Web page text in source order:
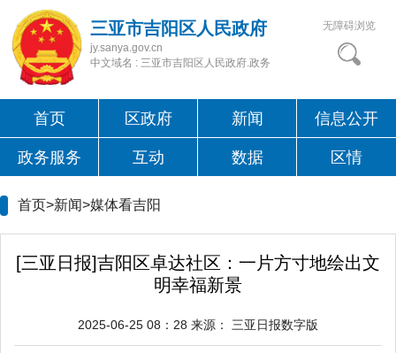
三亚市吉阳区人民政府
jy.sanya.gov.cn
中文域名 : 三亚市吉阳区人民政府.政务
无障碍浏览
首页 区政府 新闻 信息公开
政务服务 互动 数据 区情
首页>新闻>媒体看吉阳
[三亚日报]吉阳区卓达社区：一片方寸地绘出文
明幸福新景
2025-06-25 08：28 来源： 三亚日报数字版